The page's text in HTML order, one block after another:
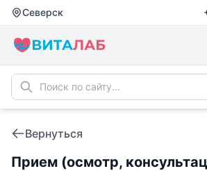
Северск
Вернуться
Прием (осмотр,